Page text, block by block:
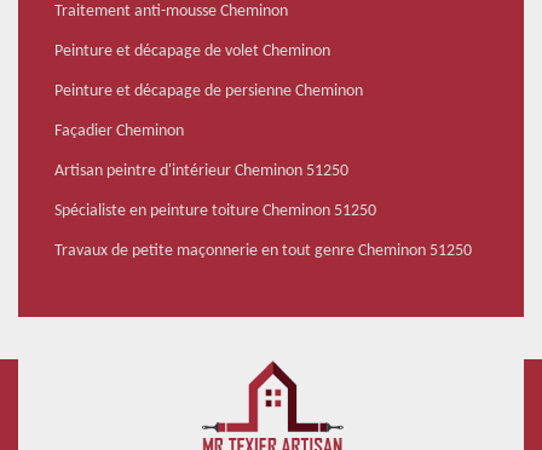
Traitement anti-mousse Cheminon
Peinture et décapage de volet Cheminon
Peinture et décapage de persienne Cheminon
Façadier Cheminon
Artisan peintre d'intérieur Cheminon 51250
Spécialiste en peinture toiture Cheminon 51250
Travaux de petite maçonnerie en tout genre Cheminon 51250